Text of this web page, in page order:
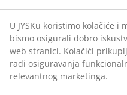
U JYSKu koristimo kolačiće
bismo osigurali dobro
web stranici. Kolačići
radi osiguravanja
relevantnog marketinga.